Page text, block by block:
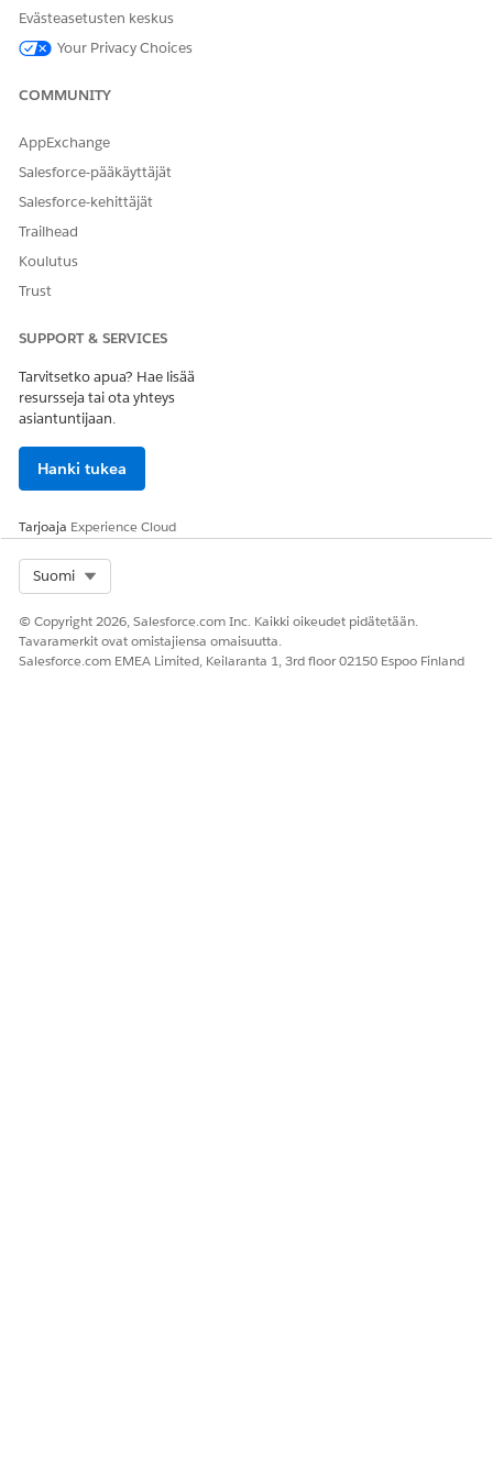
palveluille
omni-channel-vuorovaikutuksia analysoimalla tärkeimpiä
menestyvät henkilöt, tunnistaaksesi osa-alueet, jotka
tarvitsevat lisäkoulutusta tai tukea, ja parantaaksesi yleistä
tehokkuutta ja asiakastyytyväisyyttä.
Evästeasetusten keskus
Your Privacy Choices
COMMUNITY
AppExchange
Salesforce-pääkäyttäjät
Salesforce-kehittäjät
Trailhead
Koulutus
Trust
SUPPORT & SERVICES
Tarvitsetko apua? Hae lisää
resursseja tai ota yhteys
asiantuntijaan.
Hanki tukea
Tarjoaja Experience Cloud
Suomi
© Copyright 2026, Salesforce.com Inc. Kaikki oikeudet pidätetään.
Tavaramerkit ovat omistajiensa omaisuutta.
Salesforce.com EMEA Limited, Keilaranta 1, 3rd floor 02150 Espoo Finland